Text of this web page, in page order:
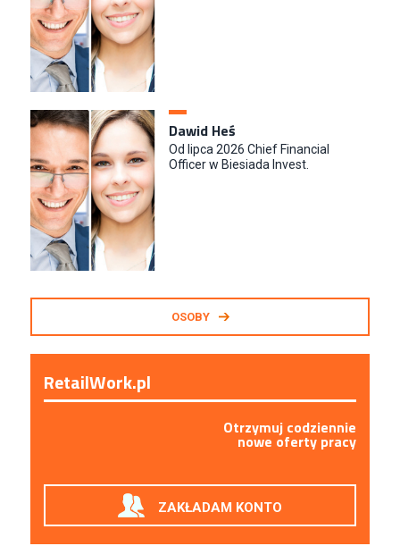
Dawid Heś
Od lipca 2026 Chief Financial
Officer w Biesiada Invest.
OSOBY
RetailWork.pl
Otrzymuj codziennie
nowe oferty pracy
ZAKŁADAM KONTO